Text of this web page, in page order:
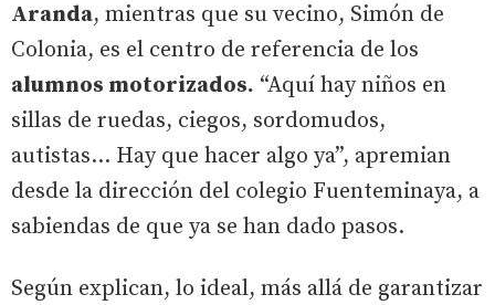
Aranda, mientras que su vecino, Simón de
Colonia, es el centro de referencia de los
alumnos motorizados. “Aquí hay niños en
sillas de ruedas, ciegos, sordomudos,
autistas… Hay que hacer algo ya”, apremian
desde la dirección del colegio Fuenteminaya, a
sabiendas de que ya se han dado pasos.
Según explican, lo ideal, más allá de garantizar